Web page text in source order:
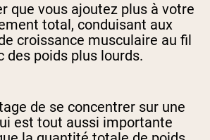
que vous ajoutez plus à votre
total, conduisant aux
croissance musculaire au fil
des poids plus lourds.
de se concentrer sur une
est tout aussi importante